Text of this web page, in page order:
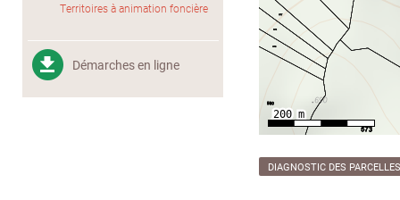
Territoires à animation foncière
Démarches en ligne
DIAGNOSTIC DES PARCELLES